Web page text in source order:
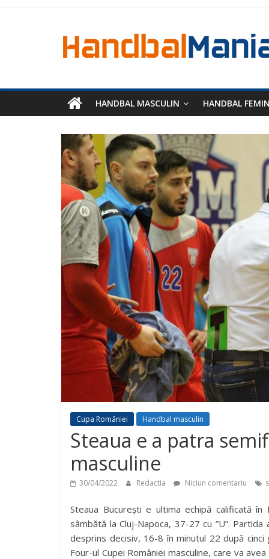
HANDBAL MASCULIN HANDBAL
Cupa României Handbal masculin
Steaua e a patra
masculine
30/04/2022 Redactia Niciun comentariu
Steaua București e ultima echipă calificată în
sâmbătă la Cluj-Napoca, 37-27 cu ”U”.
desprins decisiv, 16-8 în minutul 22 după
Four-ul Cupei României masculine, care va